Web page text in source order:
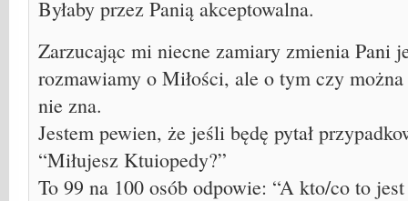
Byłaby przez Panią akceptowalna.
Zarzucając mi niecne zamiary zmienia Pani
rozmawiamy o Miłości, ale o tym czy można
nie zna.
Jestem pewien, że jeśli będę pytał
“Miłujesz Ktuiopedy?”
To 99 na 100 osób odpowie: “A kto/co to